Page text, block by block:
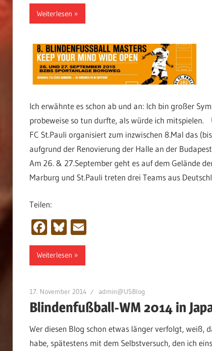
Weiterlesen
Ich erwähnte es schon ab und an: Ich bin großer
probeweise so tun durfte, als würde ich mitspielen.
FC St.Pauli organisiert zum inzwischen 8.Mal das
aufgrund der Renovierung der Halle an der
Am 26. & 27.September geht es auf dem Gelände
Marburg und St.Pauli treten drei Teams aus
Teilen:
Facebook
Bluesky
Email
Weiterlesen
17. November 2014 admin@USBlog
Blindenfußball-WM 2014 in
Wer diesen Blog schon etwas länger verfolgt, weiß,
habe, spätestens mit dem Selbstversuch, den ich